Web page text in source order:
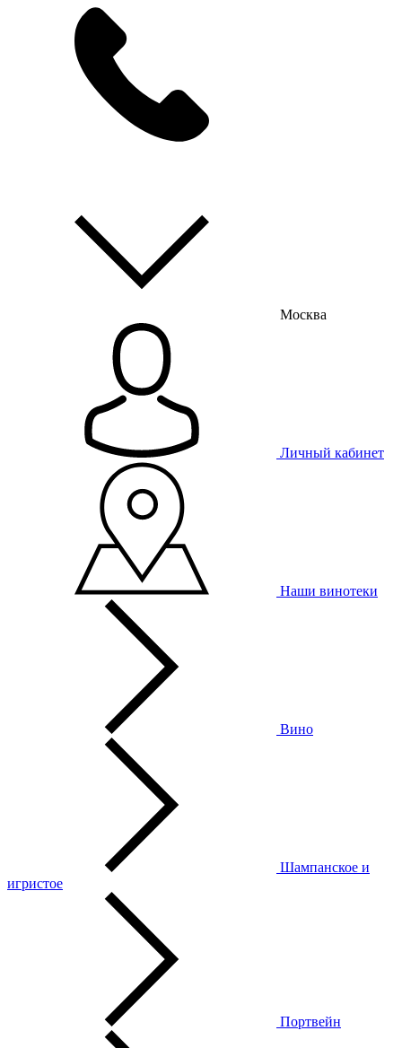
Москва
Личный кабинет
Наши винотеки
Вино
Шампанское и
игристое
Портвейн